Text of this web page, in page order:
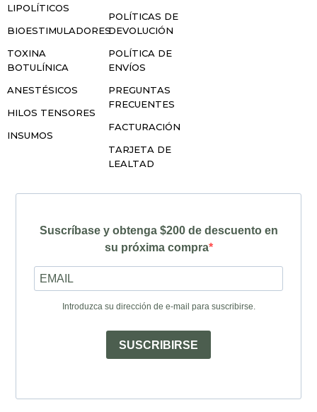
LIPOLÍTICOS
BIOESTIMULADORES
TOXINA
BOTULÍNICA
ANESTÉSICOS
HILOS TENSORES
INSUMOS
POLÍTICAS DE
DEVOLUCIÓN
POLÍTICA DE
ENVÍOS
PREGUNTAS
FRECUENTES
FACTURACIÓN
TARJETA DE
LEALTAD
Suscríbase y obtenga $200 de descuento en
su próxima compra
Introduzca su dirección de e-mail para suscribirse.
SUSCRIBIRSE